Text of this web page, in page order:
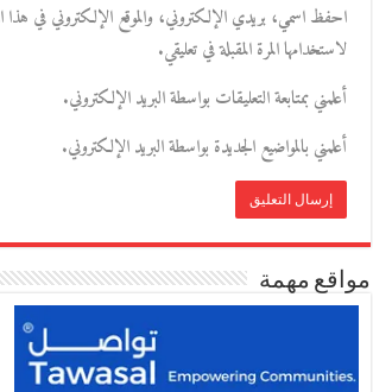
احفظ اسمي، بريدي الإلكتروني، والموقع الإلكتروني في هذا
لاستخدامها المرة المقبلة في تعليقي.
أعلمني بمتابعة التعليقات بواسطة البريد الإلكتروني.
أعلمني بالمواضيع الجديدة بواسطة البريد الإلكتروني.
مواقع مهمة